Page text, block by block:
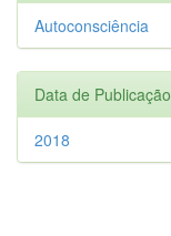
Autoconsciência
Data de Publicação
2018